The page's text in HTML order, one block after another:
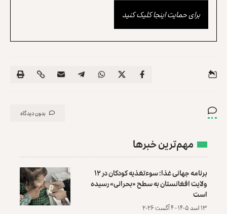
برای حمایت اینجا کلیک کنید
بدون دیدگاه
مهم‌ترین خبرها
برنامه جهانی غذا: سوءتغذیه کودکان در ۱۲
ولایت افغانستان به سطح «بحرانی» رسیده
است
۱۳ اسد ۱۴۰۵ - ۴ آگست ۲۰۲۶